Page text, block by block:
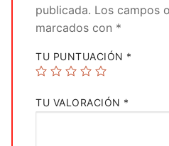
publicada. Los campos
marcados con *
TU PUNTUACIÓN *
TU VALORACIÓN *